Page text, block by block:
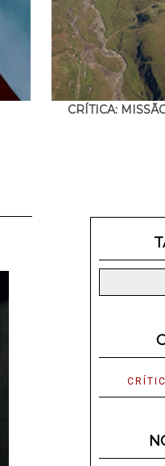
CRÍTICA: